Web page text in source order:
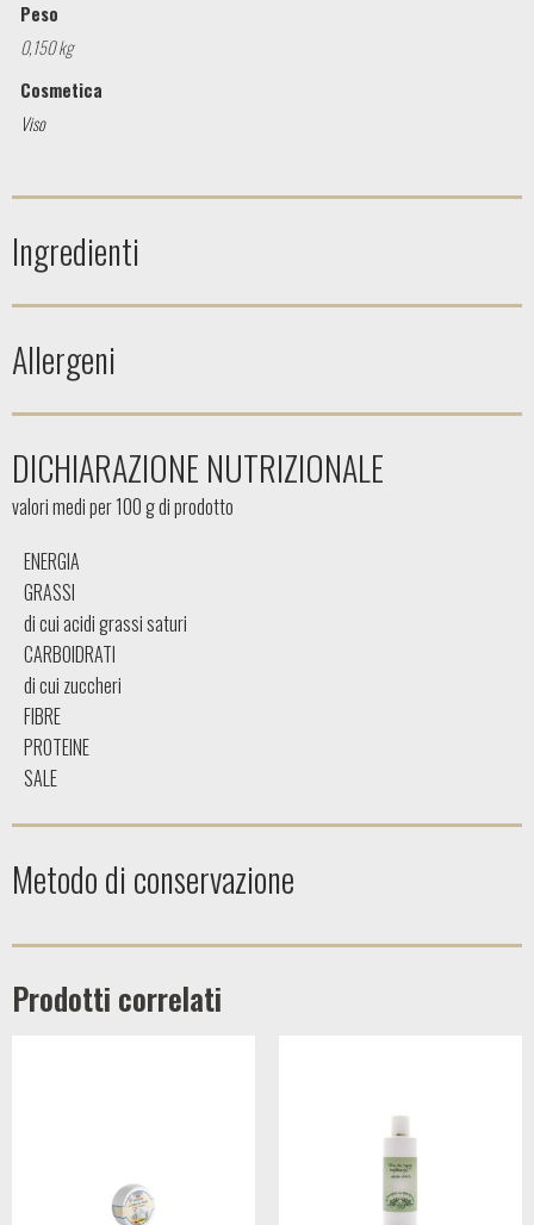
Peso
0,150 kg
Cosmetica
Viso
Ingredienti
Allergeni
DICHIARAZIONE NUTRIZIONALE
valori medi per 100 g di prodotto
ENERGIA
GRASSI
di cui acidi grassi saturi
CARBOIDRATI
di cui zuccheri
FIBRE
PROTEINE
SALE
Metodo di conservazione
Prodotti correlati